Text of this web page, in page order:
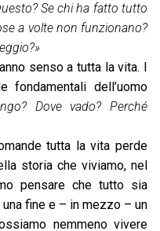
Se chi ha fatto tutto
a volte non funzionano?
senso a tutta la vita. I
dell’uomo
Dove vado? Perché
tutta la vita perde
storia che viviamo, nel
pensare che tutto sia
fine e – in mezzo – un
nemmeno vivere